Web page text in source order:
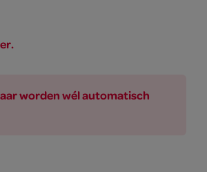
worden wél automatisch